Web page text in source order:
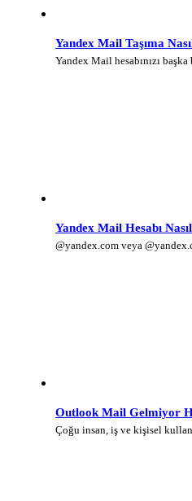
Yandex Mail Taşıma
Yandex Mail hesabınızı
Yandex Mail Hesabı
@yandex.com veya
Outlook Mail Gelmiyor
Çoğu insan, iş ve kişisel